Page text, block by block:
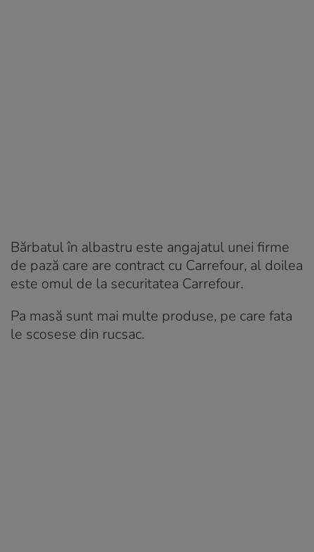
Bărbatul în albastru este angajatul unei firme
de pază care are contract cu Carrefour, al doilea
este omul de la securitatea Carrefour.
Pa masă sunt mai multe produse, pe care fata
le scosese din rucsac.